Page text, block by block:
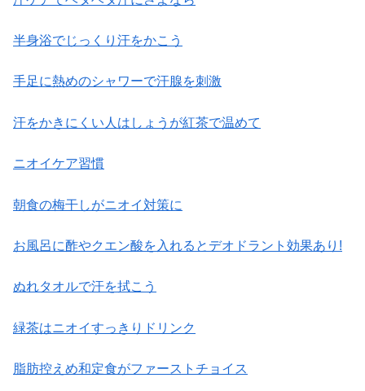
半身浴でじっくり汗をかこう
手足に熱めのシャワーで汗腺を刺激
汗をかきにくい人はしょうが紅茶で温めて
ニオイケア習慣
朝食の梅干しがニオイ対策に
お風呂に酢やクエン酸を入れるとデオドラント効果あり!
ぬれタオルで汗を拭こう
緑茶はニオイすっきりドリンク
脂肪控えめ和定食がファーストチョイス